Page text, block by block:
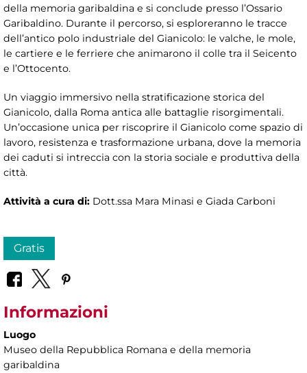
della memoria garibaldina e si conclude presso l’Ossario
Garibaldino. Durante il percorso, si esploreranno le tracce
dell’antico polo industriale del Gianicolo: le valche, le mole,
le cartiere e le ferriere che animarono il colle tra il Seicento
e l’Ottocento.
Un viaggio immersivo nella stratificazione storica del
Gianicolo, dalla Roma antica alle battaglie risorgimentali.
Un’occasione unica per riscoprire il Gianicolo come spazio di
lavoro, resistenza e trasformazione urbana, dove la memoria
dei caduti si intreccia con la storia sociale e produttiva della
città.
Attività a cura di: Dott.ssa Mara Minasi e Giada Carboni
Gratis
Informazioni
Luogo
Museo della Repubblica Romana e della memoria
garibaldina